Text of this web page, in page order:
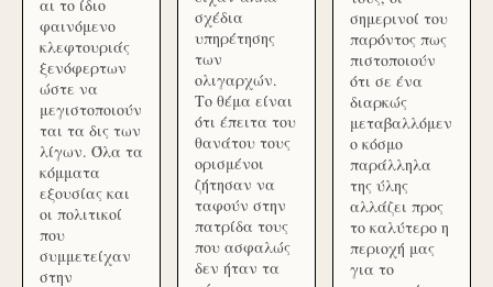
αι το ίδιο
φαινόμενο
κλεφτουριάς
ξενόφερτων
ώστε να
μεγιστοποιούν
ται τα δις των
λίγων. Όλα τα
κόμματα
εξουσίας και
οι πολιτικοί
που
συμμετείχαν
στην
σχέδια
υπηρέτησης
των
ολιγαρχών.
Το θέμα είναι
ότι έπειτα του
θανάτου τους
ορισμένοι
ζήτησαν να
ταφούν στην
πατρίδα τους
που ασφαλώς
δεν ήταν τα
σημερινοί του
παρόντος πως
πιστοποιούν
ότι σε ένα
διαρκώς
μεταβαλλόμεν
ο κόσμο
παράλληλα
της ύλης
αλλάζει προς
το καλύτερο η
περιοχή μας
για το